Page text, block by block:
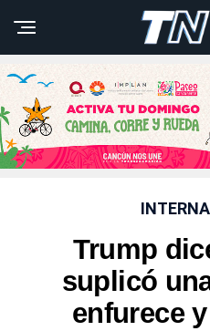
Trump
suplicó
enfurece